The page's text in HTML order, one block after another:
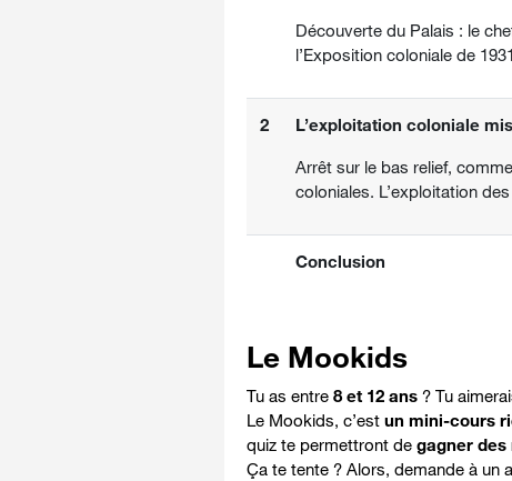
Découverte du Palais : le
l’Exposition coloniale de
2 L’exploitation coloniale
Arrêt sur le bas relief,
coloniales. L’exploitation
Conclusion
Le Mookids
Tu as entre 8 et 12 ans? Tu
Le Mookids, c’est un mini-cours
quiz te permettront de gagner
Ça te tente ? Alors, demande à un